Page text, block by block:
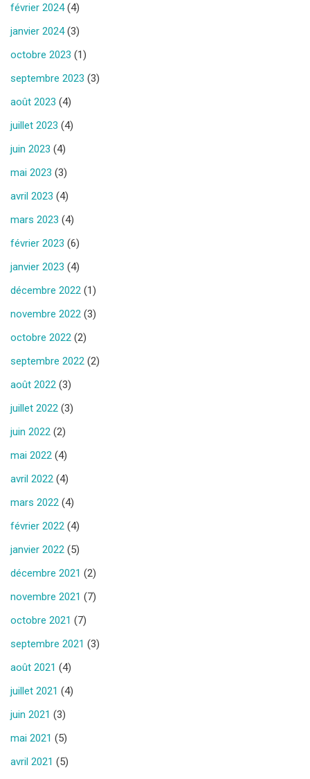
février 2024(4)
janvier 2024(3)
octobre 2023 (1)
septembre 2023 (3)
août 2023 (4)
juillet 2023 (4)
juin 2023 (4)
mai 2023 (3)
avril 2023 (4)
mars 2023 (4)
février 2023 (6)
janvier 2023 (4)
décembre 2022 (1)
novembre 2022 (3)
octobre 2022 (2)
septembre 2022 (2)
août 2022 (3)
juillet 2022 (3)
juin 2022 (2)
mai 2022 (4)
avril 2022 (4)
mars 2022 (4)
février 2022 (4)
janvier 2022 (5)
décembre 2021 (2)
novembre 2021 (7)
octobre 2021 (7)
septembre 2021 (3)
août 2021 (4)
juillet 2021 (4)
juin 2021 (3)
mai 2021 (5)
avril 2021 (5)